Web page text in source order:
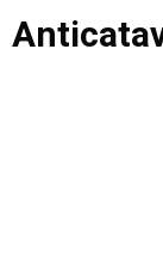
Saltar
al